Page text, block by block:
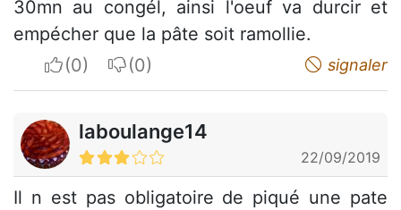
30mn au congél, ainsi l'oeuf va durcir et
empécher que la pâte soit ramollie.
I apreciateI do not appreciate signaler
laboulange14
22/09/2019
Il n est pas obligatoire de piqué une pate